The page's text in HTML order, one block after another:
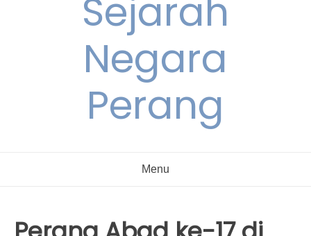
Sejarah
Negara
Perang
Menu